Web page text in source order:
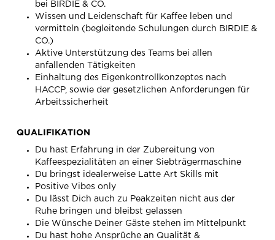
bei BIRDIE & CO.
Wissen und Leidenschaft für Kaffee leben und
vermitteln (begleitende Schulungen durch BIRDIE &
CO.)
Aktive Unterstützung des Teams bei allen
anfallenden Tätigkeiten
Einhaltung des Eigenkontrollkonzeptes nach
HACCP, sowie der gesetzlichen Anforderungen für
Arbeitssicherheit
QUALIFIKATION
Du hast Erfahrung in der Zubereitung von
Kaffeespezialitäten an einer Siebträgermaschine
Du bringst idealerweise Latte Art Skills mit
Positive Vibes only
Du lässt Dich auch zu Peakzeiten nicht aus der
Ruhe bringen und bleibst gelassen
Die Wünsche Deiner Gäste stehen im Mittelpunkt
Du hast hohe Ansprüche an Qualität &